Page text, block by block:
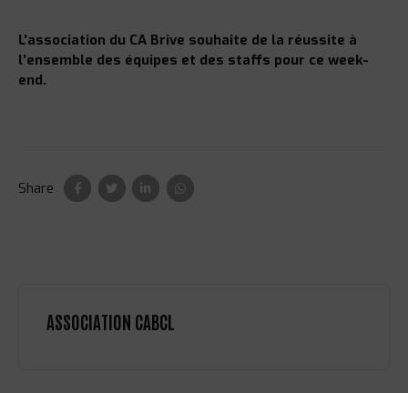
L’association du CA Brive souhaite de la réussite à
l’ensemble des équipes et des staffs pour ce week-
end.
Share
ASSOCIATION CABCL